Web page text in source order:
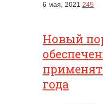
6 мая, 2021 245
Новый
года